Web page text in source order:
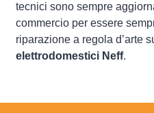
tecnici sono sempre
commercio per essere
riparazione a regola d’arte
elettrodomestici Neff.